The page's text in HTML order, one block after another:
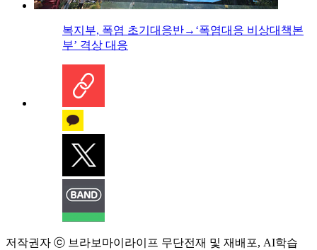
복지부, 폭염 초기대응반→‘폭염대응 비상대책본
부’ 격상 대응
저작권자 ⓒ 브라보마이라이프 무단전재 및 재배포, AI학습